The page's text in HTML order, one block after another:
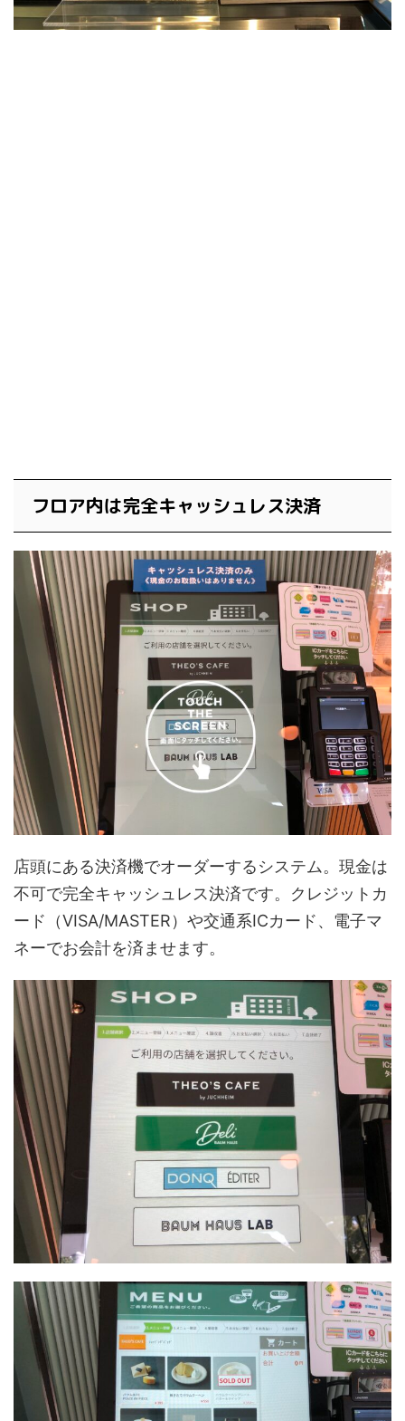
フロア内は完全キャッシュレス決済
店頭にある決済機でオーダーするシステム。現金は
不可で完全キャッシュレス決済です。クレジットカ
ード（VISA/MASTER）や交通系ICカード、電子マ
ネーでお会計を済ませます。